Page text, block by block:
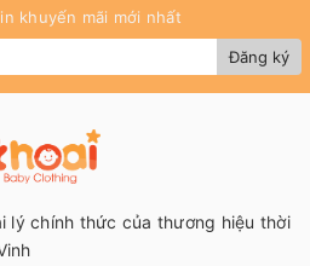
khuyến mãi mới nhất
Đăng ký
lý chính thức của thương hiệu thời